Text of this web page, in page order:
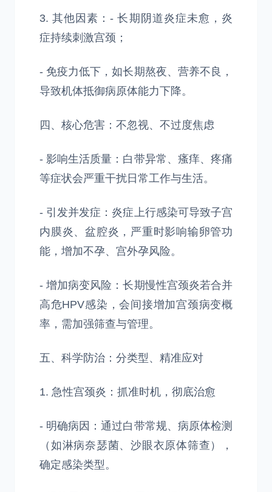
3. 其他因素：- 长期阴道炎症未愈，炎
症持续刺激宫颈；
- 免疫力低下，如长期熬夜、营养不良，
导致机体抵御病原体能力下降。
四、核心危害：不忽视、不过度焦虑
- 影响生活质量：白带异常、瘙痒、疼痛
等症状会严重干扰日常工作与生活。
- 引发并发症：炎症上行感染可导致子宫
内膜炎、盆腔炎，严重时影响输卵管功
能，增加不孕、宫外孕风险。
- 增加病变风险：长期慢性宫颈炎若合并
高危HPV感染，会间接增加宫颈病变概
率，需加强筛查与管理。
五、科学防治：分类型、精准应对
1. 急性宫颈炎：抓准时机，彻底治愈
- 明确病因：通过白带常规、病原体检测
（如淋病奈瑟菌、沙眼衣原体筛查），
确定感染类型。